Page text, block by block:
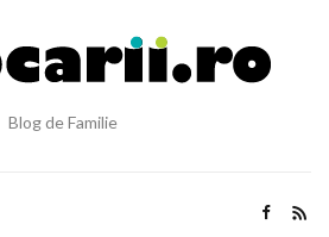
Blog de Familie